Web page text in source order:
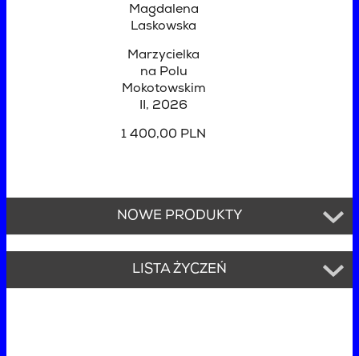
Magdalena
Laskowska
Marzycielka
na Polu
Mokotowskim
II, 2026
1 400,00 PLN
NOWE PRODUKTY
LISTA ŻYCZEŃ